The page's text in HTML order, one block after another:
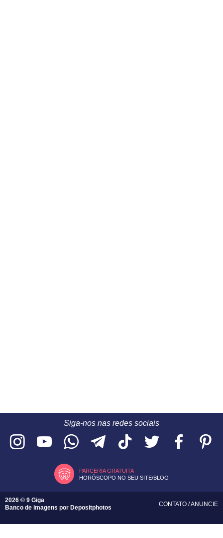
Siga-nos nas redes sociais
PARCERIA GRATUITA
HORÓSCOPO NO SEU SITE/BLOG
2026 © 9 Giga
Banco de imagens por Depositphotos
CONTATO /ANUNCIE